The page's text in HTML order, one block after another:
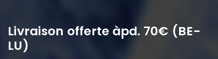
Livraison offerte àpd. 70€ (BE-
LU)